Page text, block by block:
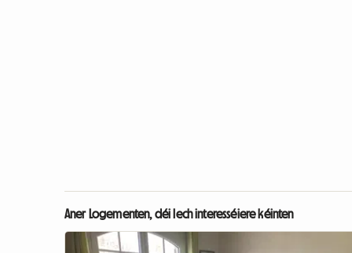
Aner Logementen, déi Iech interesséiere kéinten